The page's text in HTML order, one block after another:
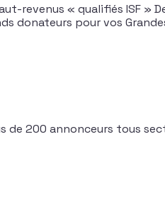
revenus « qualifiés ISF »
donateurs pour vos
de 200 annonceurs tous